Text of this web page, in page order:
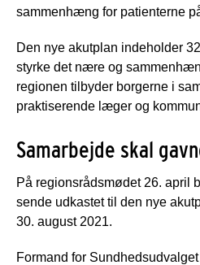
sammenhæng for patienterne
Den nye akutplan indeholder
styrke det nære og
regionen tilbyder borgerne i
praktiserende læger og
Samarbejde skal
På regionsrådsmødet 26. april
sende udkastet til den nye
30. august 2021.
Formand for